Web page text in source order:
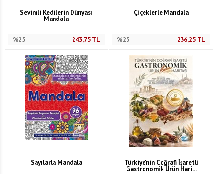
Sevimli Kedilerin Dünyası
Mandala
%25 243,75TL
Çiçeklerle Mandala
%25 236,25 TL
Sayılarla Mandala Türkiye'nin Coğrafi İşaretli
Gastronomik Ürün Hari...